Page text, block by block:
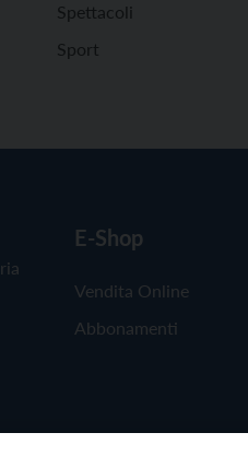
Spettacoli
Sport
E-Shop
Vendita Online
Abbonamenti